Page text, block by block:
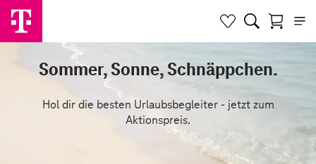
Sommer, Sonne, Schnäppchen.
Hol dir die besten Urlaubsbegleiter - jetzt zum
Aktionspreis.